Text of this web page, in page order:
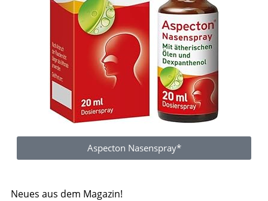
Aspecton Nasenspray*
Neues aus dem Magazin!